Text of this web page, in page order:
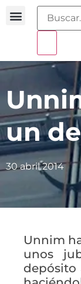
un
30 abril 2014
Unnim
unos
depósito